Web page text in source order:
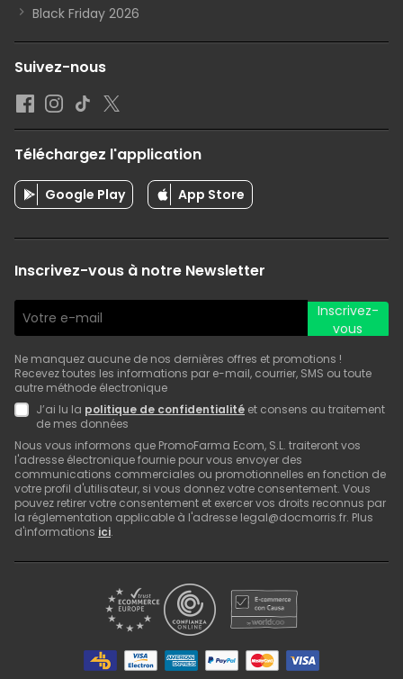
Black Friday 2026
Suivez-nous
Téléchargez l'application
Google Play App Store
Inscrivez-vous à notre Newsletter
Inscrivez-
vous
Ne manquez aucune de nos dernières offres et promotions !
Recevez toutes les informations par e-mail, courrier, SMS ou toute
autre méthode électronique
J’ai lu la politique de confidentialité et consens au traitement
de mes données
Nous vous informons que PromoFarma Ecom, S.L. traiteront vos
l'adresse électronique fournie pour vous envoyer des
communications commerciales ou promotionnelles en fonction de
votre profil d'utilisateur, si vous donnez votre consentement. Vous
pouvez retirer votre consentement et exercer vos droits reconnus par
la réglementation applicable à l'adresse legal@docmorris.fr. Plus
d'informations ici.